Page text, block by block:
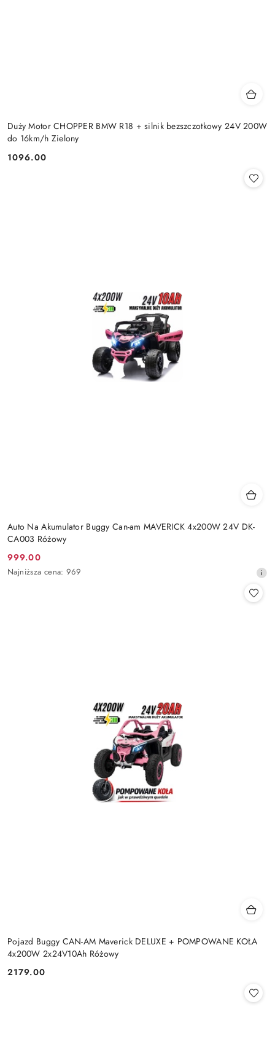
Duży Motor CHOPPER BMW R18 + silnik bezszczotkowy 24V 200W
do 16km/h Zielony
Cena:
1096.00
Auto Na Akumulator Buggy Can-am MAVERICK 4x200W 24V DK-
CA003 Różowy
Cena
promocyjna:
999.00
Najniższa
Najniższa cena: 969
Pojazd Buggy CAN-AM Maverick DELUXE + POMPOWANE KOŁA
4x200W 2x24V10Ah Różowy
Cena:
2179.00